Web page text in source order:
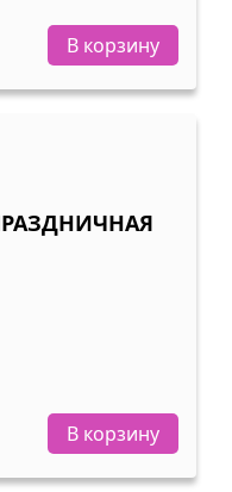
В корзину
В корзину